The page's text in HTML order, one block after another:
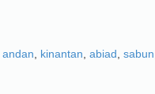
andan kinantan abiad sabun